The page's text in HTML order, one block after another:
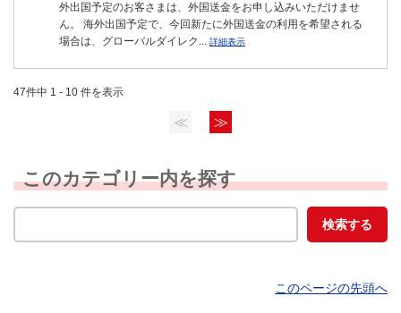
外出国予定のお客さまは、外国送金をお申し込みいただけませ
ん。 海外出国予定で、今回新たに外国送金の利用を希望される
場合は、グローバルダイレク... 詳細表示
47件中 1 - 10 件を表示
≪ ≫
このカテゴリー内を探す
このページの先頭へ